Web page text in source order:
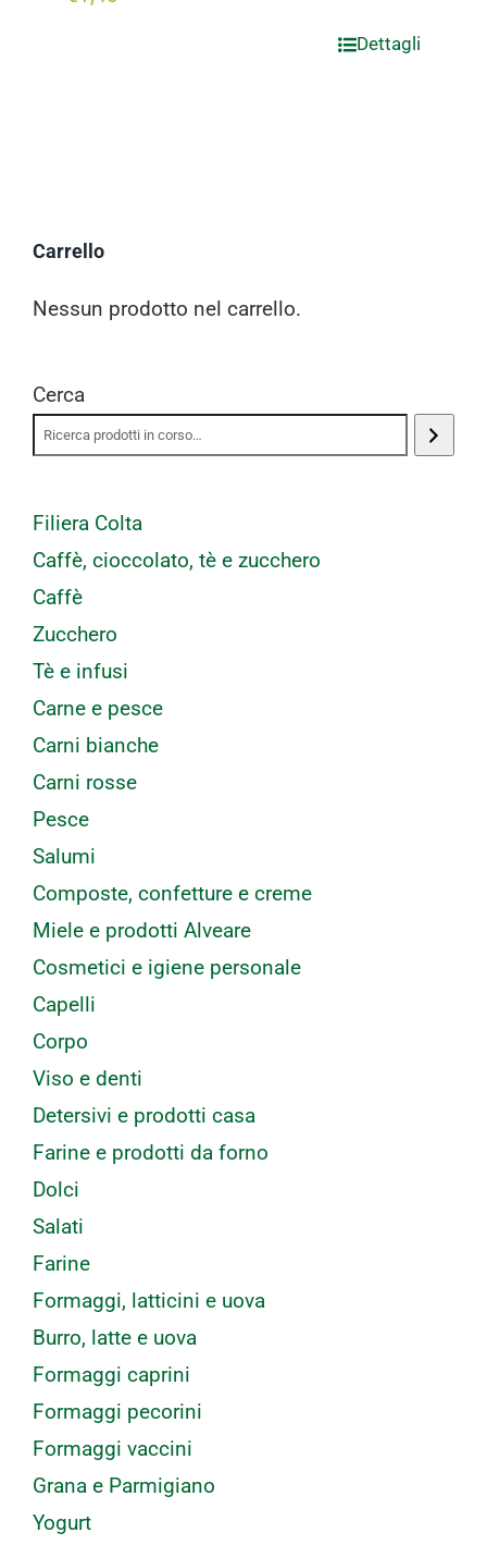
Dettagli
Carrello
Nessun prodotto nel carrello.
Cerca
Filiera Colta
Caffè, cioccolato, tè e zucchero
Caffè
Zucchero
Tè e infusi
Carne e pesce
Carni bianche
Carni rosse
Pesce
Salumi
Composte, confetture e creme
Miele e prodotti Alveare
Cosmetici e igiene personale
Capelli
Corpo
Viso e denti
Detersivi e prodotti casa
Farine e prodotti da forno
Dolci
Salati
Farine
Formaggi, latticini e uova
Burro, latte e uova
Formaggi caprini
Formaggi pecorini
Formaggi vaccini
Grana e Parmigiano
Yogurt